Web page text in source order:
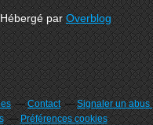
parOverblog
Contact Signaler un abus
Préférences cookies